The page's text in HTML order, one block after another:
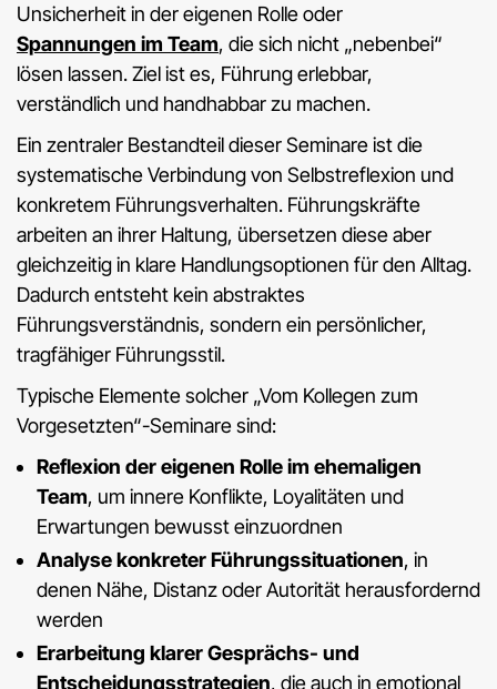
Unsicherheit in der eigenen Rolle oder
Spannungen im Team, die sich nicht „nebenbei“
lösen lassen. Ziel ist es, Führung erlebbar,
verständlich und handhabbar zu machen.
Ein zentraler Bestandteil dieser Seminare ist die
systematische Verbindung von Selbstreflexion und
konkretem Führungsverhalten. Führungskräfte
arbeiten an ihrer Haltung, übersetzen diese aber
gleichzeitig in klare Handlungsoptionen für den Alltag.
Dadurch entsteht kein abstraktes
Führungsverständnis, sondern ein persönlicher,
tragfähiger Führungsstil.
Typische Elemente solcher „Vom Kollegen zum
Vorgesetzten“-Seminare sind:
Reflexion der eigenen Rolle im ehemaligen
Team, um innere Konflikte, Loyalitäten und
Erwartungen bewusst einzuordnen
Analyse konkreter Führungssituationen, in
denen Nähe, Distanz oder Autorität herausfordernd
werden
Erarbeitung klarer Gesprächs- und
Entscheidungsstrategien, die auch in emotional